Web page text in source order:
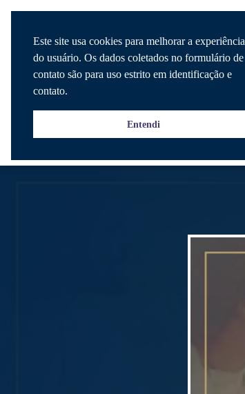
Este site usa cookies para melhorar a experiência
do usuário. Os dados coletados no formulário de
contato são para uso estrito em identificação e
contato.
Entendi